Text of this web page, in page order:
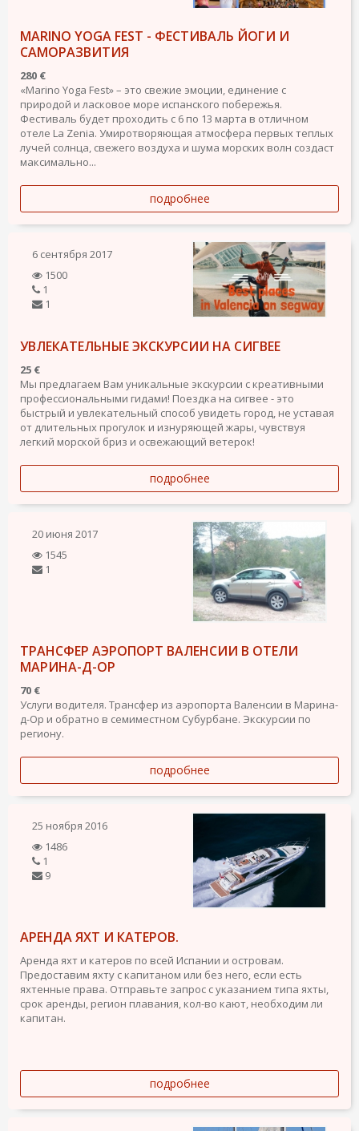
MARINO YOGA FEST - ФЕСТИВАЛЬ ЙОГИ И
САМОРАЗВИТИЯ
280 €
«Marino Yoga Fest» – это свежие эмоции, единение с
природой и ласковое море испанского побережья.
Фестиваль будет проходить с 6 по 13 марта в отличном
отеле La Zenia. Умиротворяющая атмосфера первых теплых
лучей солнца, свежего воздуха и шума морских волн создаст
максимально...
подробнее
6 сентября 2017
1500
1
1
УВЛЕКАТЕЛЬНЫЕ ЭКСКУРСИИ НА СИГВЕЕ
25 €
Мы предлагаем Вам уникальные экскурсии с креативными
профессиональными гидами! Поездка на сигвее - это
быстрый и увлекательный способ увидеть город, не уставая
от длительных прогулок и изнуряющей жары, чувствуя
легкий морской бриз и освежающий ветерок!
подробнее
20 июня 2017
1545
1
ТРАНСФЕР АЭРОПОРТ ВАЛЕНСИИ В ОТЕЛИ
МАРИНА-Д-ОР
70 €
Услуги водителя. Трансфер из аэропорта Валенсии в Марина-
д-Ор и обратно в семиместном Cубурбане. Экскурсии по
региону.
подробнее
25 ноября 2016
1486
1
9
АРЕНДА ЯХТ И КАТЕРОВ.
Аренда яхт и катеров по всей Испании и островам.
Предоставим яхту с капитаном или без него, если есть
яхтенные права. Отправьте запрос с указанием типа яхты,
срок аренды, регион плавания, кол-во кают, необходим ли
капитан.
подробнее